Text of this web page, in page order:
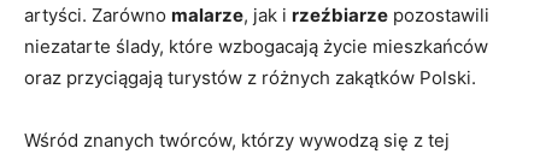
artyści. Zarówno malarze, jak i rzeźbiarze pozostawili
niezatarte ślady, które wzbogacają życie mieszkańców
oraz przyciągają turystów z różnych zakątków Polski.
Wśród znanych twórców, którzy wywodzą się z tej